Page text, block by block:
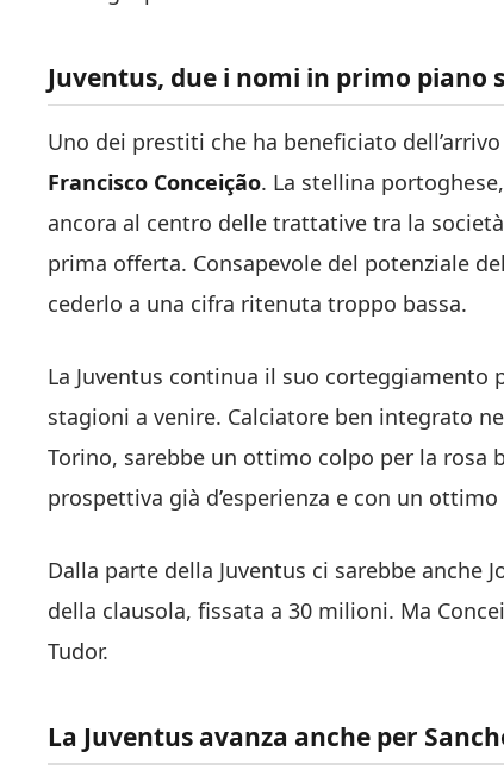
Juventus, due i nomi in primo piano
Uno dei prestiti che ha beneficiato
Francisco Conceição. La stellina
ancora al centro delle trattative tra la
prima offerta. Consapevole del potenziale
cederlo a una cifra ritenuta troppo bassa.
La Juventus continua il suo
stagioni a venire. Calciatore ben integrato
Torino, sarebbe un ottimo colpo per la rosa
prospettiva già d’esperienza e con un
Dalla parte della Juventus ci sarebbe anche
della clausola, fissata a 30 milioni. Ma
Tudor.
La Juventus avanza anche per